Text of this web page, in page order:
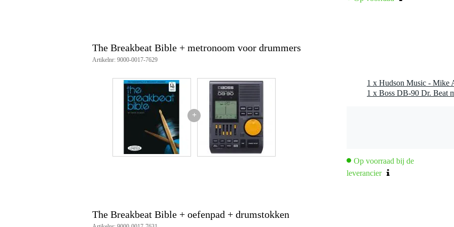
The Breakbeat Bible + metronoom voor drummers
Artikelnr: 9000-0017-7629
+
1 x Boss DB-90 Dr. Beat
Op voorraad bij de
leverancier
The Breakbeat Bible + oefenpad + drumstokken